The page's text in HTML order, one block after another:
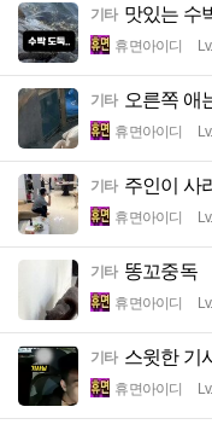
기타 맛있는 수
휴면아이디
기타 오른쪽 애
휴면아이디
기타 주인이 사
휴면아이디
기타 똥꼬중독
휴면아이디
기타 스윗한 기
휴면아이디